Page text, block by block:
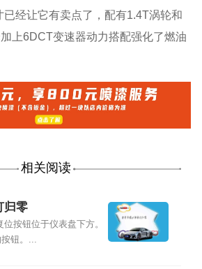
经让它有卖点了，配有1.4T涡轮和
上6DCT变速器动力搭配强化了燃油
相关阅读
归零
按钮位于仪表盘下方。
钮。...